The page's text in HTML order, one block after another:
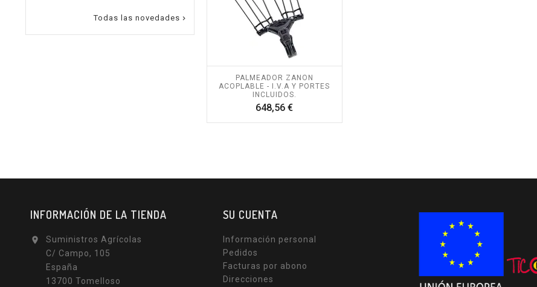
Todas las novedades 
PALMEADOR ZANON
ACOPLABLE - I.V.A Y PORTES
INCLUIDOS.
648,56 €Precio
INFORMACIÓN DE LA TIENDA

Suministros Agrícolas
C/ Campo, 105
España
13700 Tomelloso
SU CUENTA
Información personal
Pedidos
Facturas por abono
Direcciones